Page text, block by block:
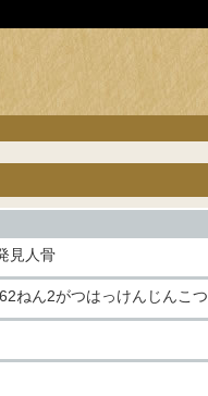
見人骨
ねん2がつはっけんじんこつ